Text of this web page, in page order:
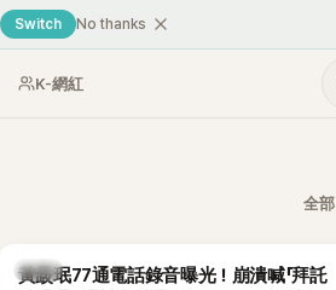
Switch No thanks
K-網紅
全部
韓星
黃晸珉77通電話錄音曝光！崩潰喊「拜託